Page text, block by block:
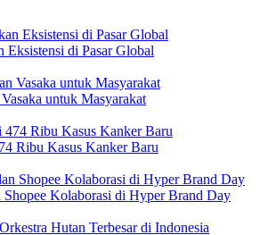
di Pasar Global
untuk Masyarakat
Ribu Kasus Kanker Baru
Kolaborasi di Hyper Brand Day